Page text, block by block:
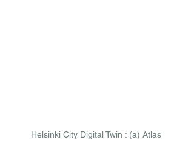
Helsinki City Digital Twin : (a) Atlas